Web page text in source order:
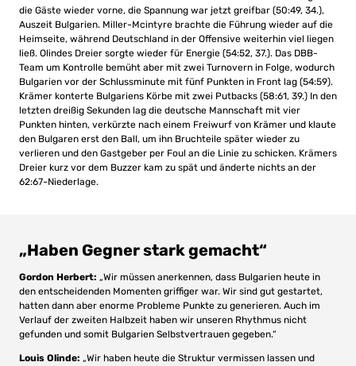
die Gäste wieder vorne, die Spannung war jetzt greifbar (50:49, 34.),
Auszeit Bulgarien. Miller-Mcintyre brachte die Führung wieder auf die
Heimseite, während Deutschland in der Offensive weiterhin viel liegen
ließ. Olindes Dreier sorgte wieder für Energie (54:52, 37.). Das DBB-
Team um Kontrolle bemüht aber mit zwei Turnovern in Folge, wodurch
Bulgarien vor der Schlussminute mit fünf Punkten in Front lag (54:59).
Krämer konterte Bulgariens Körbe mit zwei Putbacks (58:61, 39.) In den
letzten dreißig Sekunden lag die deutsche Mannschaft mit vier
Punkten hinten, verkürzte nach einem Freiwurf von Krämer und klaute
den Bulgaren erst den Ball, um ihn Bruchteile später wieder zu
verlieren und den Gastgeber per Foul an die Linie zu schicken. Krämers
Dreier kurz vor dem Buzzer kam zu spät und änderte nichts an der
62:67-Niederlage.
„Haben Gegner stark gemacht“
Gordon Herbert: „Wir müssen anerkennen, dass Bulgarien heute in
den entscheidenden Momenten griffiger war. Wir sind gut gestartet,
hatten dann aber enorme Probleme Punkte zu generieren. Auch im
Verlauf der zweiten Halbzeit haben wir unseren Rhythmus nicht
gefunden und somit Bulgarien Selbstvertrauen gegeben.“
Louis Olinde: „Wir haben heute die Struktur vermissen lassen und